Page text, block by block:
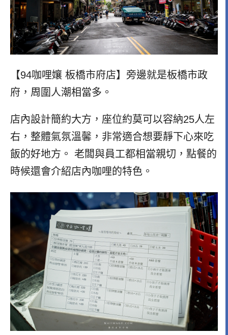
【94咖哩孃 板橋市府店】旁邊就是板橋市政
府，周圍人潮相當多。
店內設計簡約大方，座位約莫可以容納25人左
右，整體氣氛溫馨，非常適合想要靜下心來吃
飯的好地方。 老闆與員工都相當親切，點餐的
時候還會介紹店內咖哩的特色。